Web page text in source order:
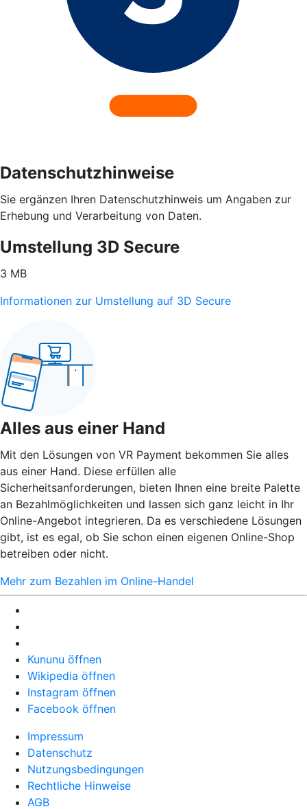
Datenschutzhinweise
Sie ergänzen Ihren Datenschutzhinweis um Angaben zur
Erhebung und Verarbeitung von Daten.
Umstellung 3D Secure
3 MB
Informationen zur Umstellung auf 3D Secure
Alles aus einer Hand
Mit den Lösungen von VR Payment bekommen Sie alles
aus einer Hand. Diese erfüllen alle
Sicherheitsanforderungen, bieten Ihnen eine breite Palette
an Bezahlmöglichkeiten und lassen sich ganz leicht in Ihr
Online-Angebot integrieren. Da es verschiedene Lösungen
gibt, ist es egal, ob Sie schon einen eigenen Online-Shop
betreiben oder nicht.
Mehr zum Bezahlen im Online-Handel
Kununu öffnen
Wikipedia öffnen
Instagram öffnen
Facebook öffnen
Impressum
Datenschutz
Nutzungsbedingungen
Rechtliche Hinweise
AGB